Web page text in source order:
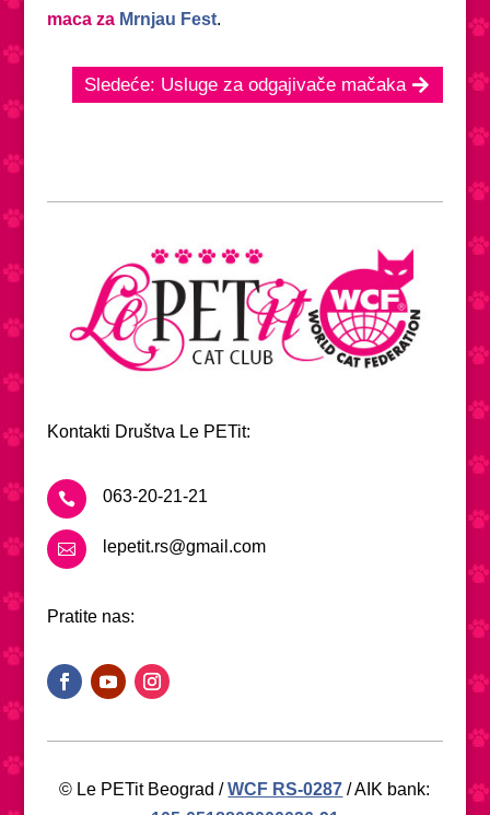
maca za Mrnjau Fest.
Sledeće: Usluge za odgajivače mačaka
Kontakti Društva Le PETit:
 063-20-21-21
 lepetit.rs@gmail.com
Pratite nas:
© Le PETit Beograd /WCF RS-0287 / AIK bank: